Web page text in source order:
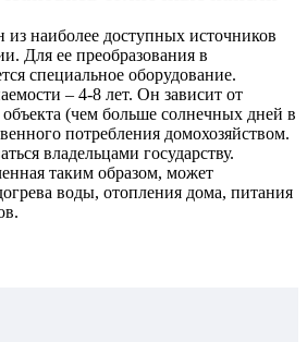
наиболее доступных источников
Для ее преобразования в
специальное оборудование.
– 4-8 лет. Он зависит от
(чем больше солнечных дней в
потребления домохозяйством.
владельцами государству.
таким образом, может
воды, отопления дома, питания